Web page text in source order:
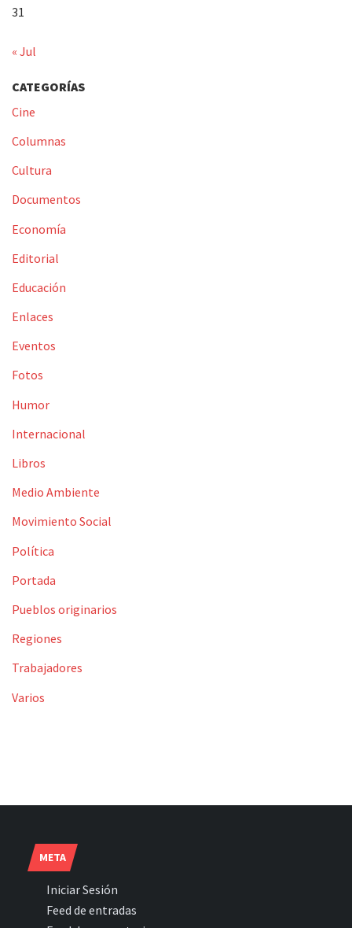
31
« Jul
CATEGORÍAS
Cine
Columnas
Cultura
Documentos
Economía
Editorial
Educación
Enlaces
Eventos
Fotos
Humor
Internacional
Libros
Medio Ambiente
Movimiento Social
Política
Portada
Pueblos originarios
Regiones
Trabajadores
Varios
META
Iniciar Sesión
Feed de entradas